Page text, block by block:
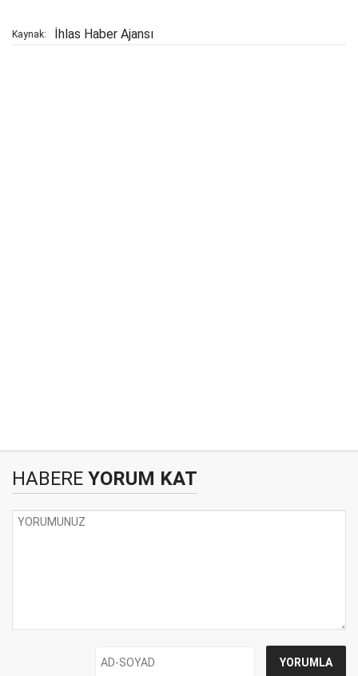
Kaynak: İhlas Haber Ajansı
HABERE YORUM KAT